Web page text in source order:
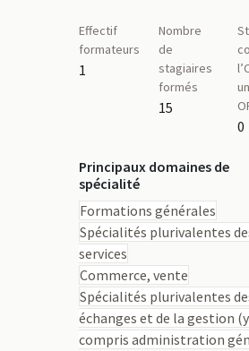
Effectif
formateurs
1
Nombre
de
stagiaires
formés
15
0
Principaux domaines de
spécialité
Formations générales
Spécialités plurivalentes
services
Commerce, vente
Spécialités plurivalentes
échanges et de la gestion (y
compris administration